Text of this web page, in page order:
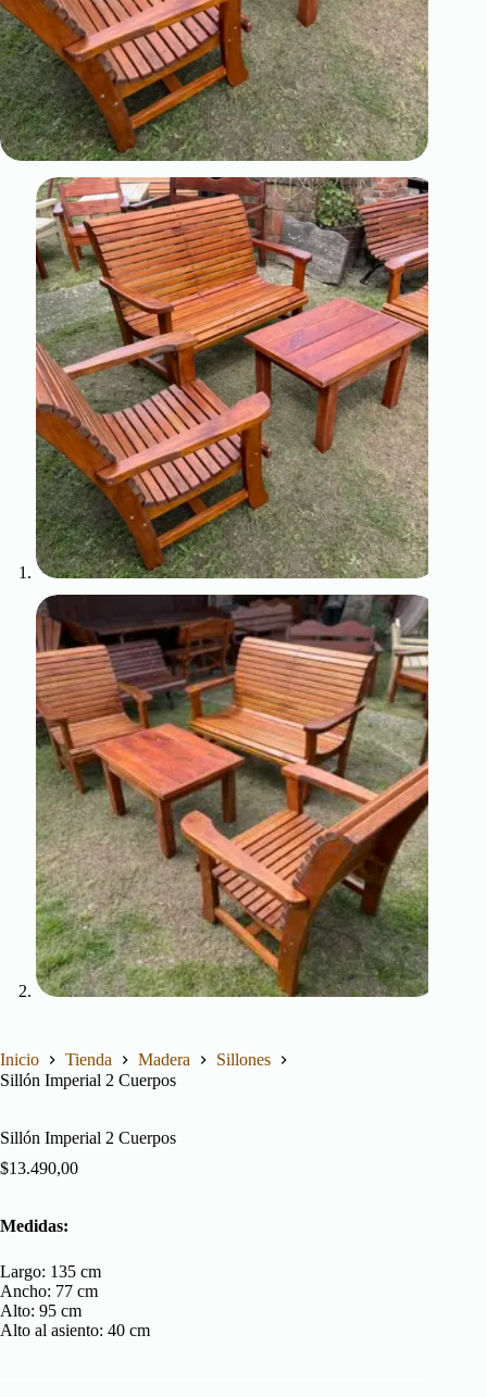
Inicio Tienda Madera
Sillones
Sillón Imperial 2 Cuerpos
Sillón Imperial 2 Cuerpos
$13.490,00
Medidas:
Largo: 135 cm
Ancho: 77 cm
Alto: 95 cm
Alto al asiento: 40 cm